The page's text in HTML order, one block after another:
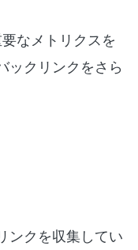
なメトリクスを
ックリンクをさら
ンクを収集してい